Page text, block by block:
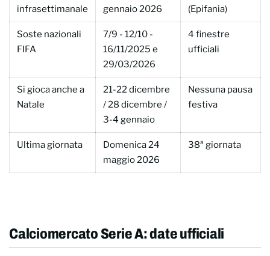
infrasettimanale
gennaio 2026
(Epifania)
Soste nazionali
FIFA
7/9 - 12/10 -
16/11/2025 e
29/03/2026
4 finestre
ufficiali
Si gioca anche a
Natale
21-22 dicembre
/ 28 dicembre /
3-4 gennaio
Nessuna pausa
festiva
Ultima giornata
Domenica 24
maggio 2026
38ª giornata
Calciomercato Serie A: date ufficiali